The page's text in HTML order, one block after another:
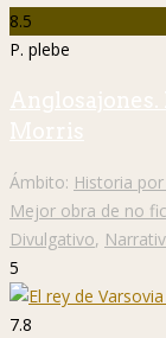
8.5
P. plebe
Morris
Ámbito: Historia
Mejor obra de no
Divulgativo,
5
7.8